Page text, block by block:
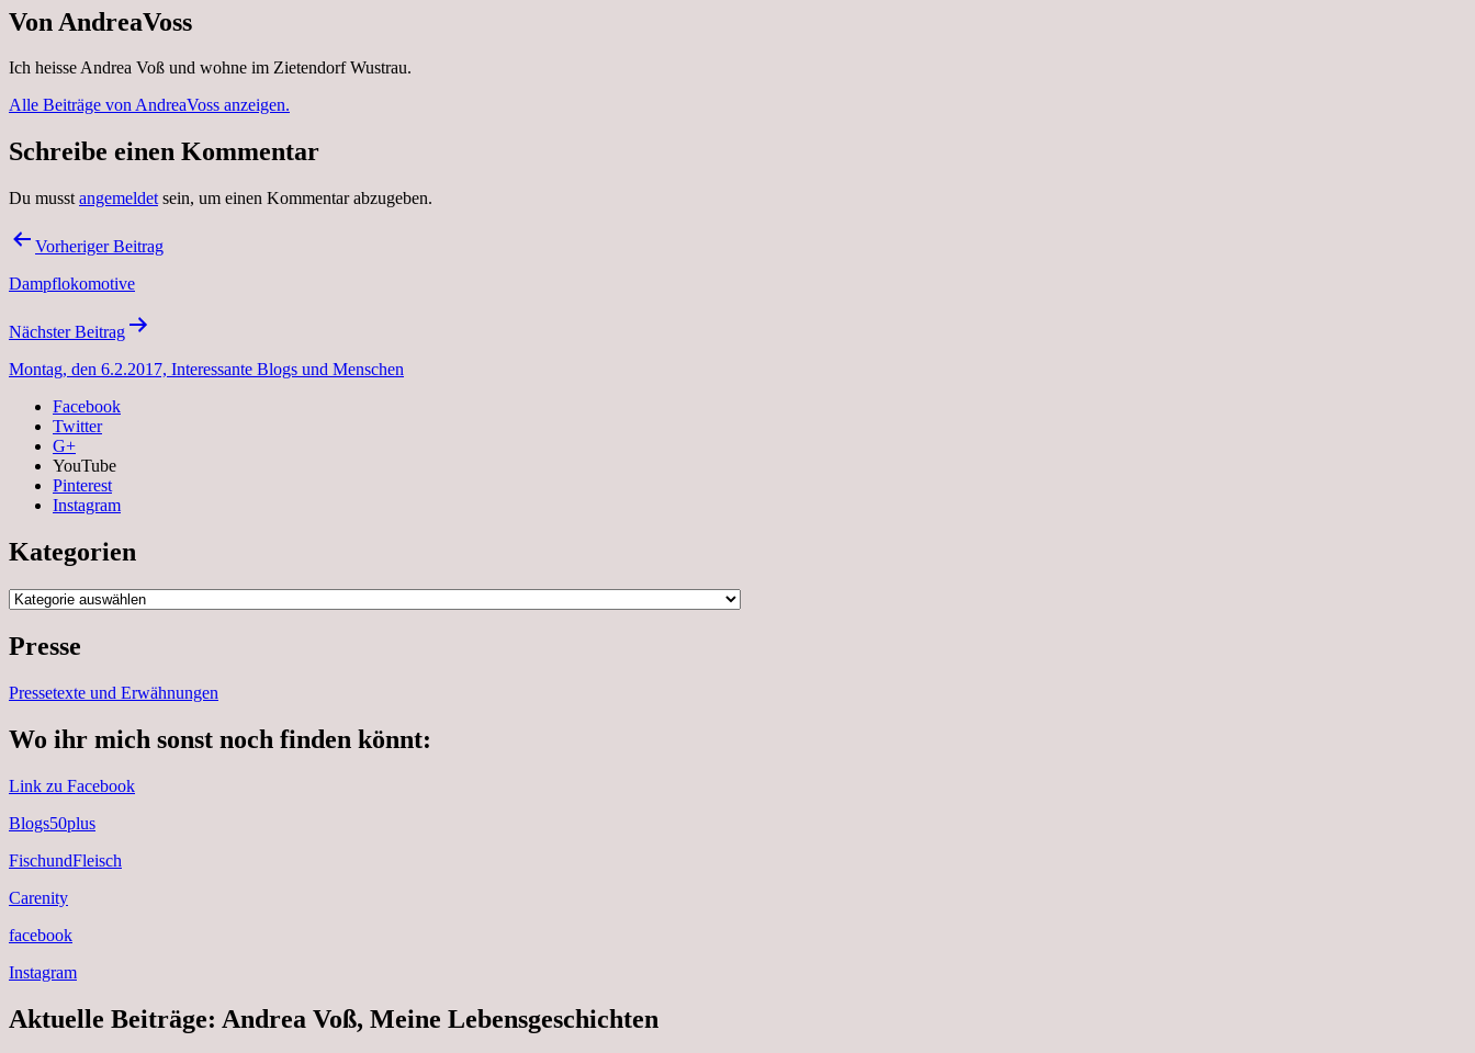
Von AndreaVoss
Ich heisse Andrea Voß und wohne im Zietendorf Wustrau.
Alle Beiträge von AndreaVoss anzeigen.
Schreibe einen Kommentar
Du musst angemeldet sein, um einen Kommentar abzugeben.
Beitragsnavigation
Vorheriger Beitrag
Dampflokomotive
Nächster Beitrag
Montag, den 6.2.2017, Interessante Blogs und Menschen
Facebook
Twitter
G+
YouTube
Pinterest
Instagram
Kategorien
Kategorien
Presse
Pressetexte und Erwähnungen
Wo ihr mich sonst noch finden könnt:
Link zu Facebook
Blogs50plus
FischundFleisch
Carenity
facebook
Instagram
Aktuelle Beiträge: Andrea Voß, Meine Lebensgeschichten